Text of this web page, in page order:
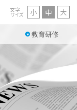
教育研修
文字
サイズ 小 中 大